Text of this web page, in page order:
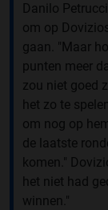
Danilo
om op
gaan. "Maar
punten meer
zou niet goed
het zo te
om nog op
de laatste
komen."
het niet had
winnen."